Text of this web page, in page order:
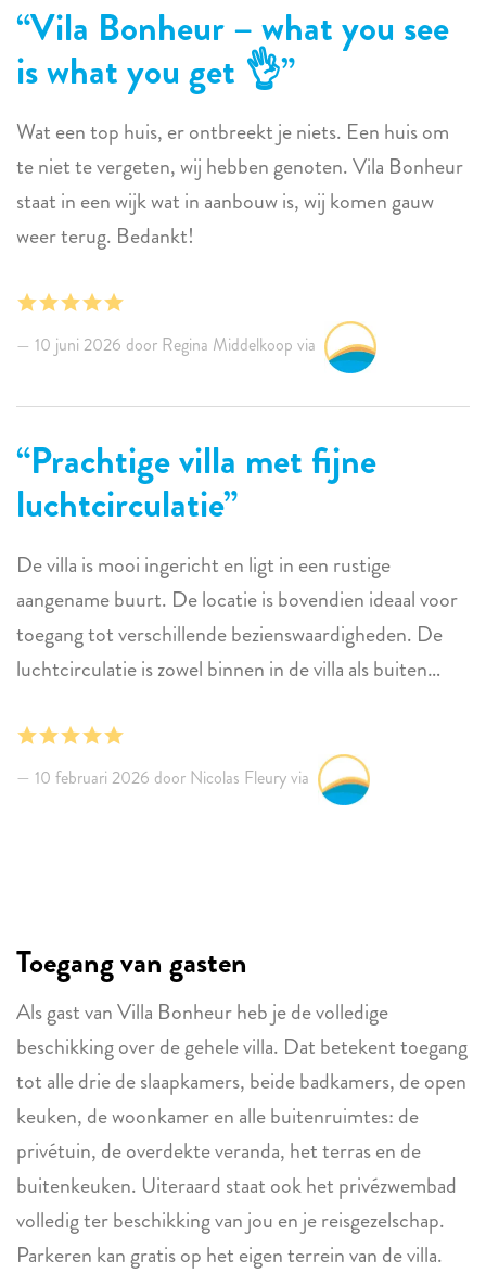
Vila Bonheur – what you see
is what you get 👌
Wat een top huis, er ontbreekt je niets. Een huis om
te niet te vergeten, wij hebben genoten. Vila Bonheur
staat in een wijk wat in aanbouw is, wij komen gauw
weer terug. Bedankt!
10 juni 2026 door Regina Middelkoop via
Prachtige villa met fijne
luchtcirculatie
De villa is mooi ingericht en ligt in een rustige
aangename buurt. De locatie is bovendien ideaal voor
toegang tot verschillende bezienswaardigheden. De
luchtcirculatie is zowel binnen in de villa als buiten
hebben genoten van ons verblijf!
10 februari 2026 door Nicolas Fleury via
Toegang van gasten
Als gast van Villa Bonheur heb je de volledige
beschikking over de gehele villa. Dat betekent toegang
tot alle drie de slaapkamers, beide badkamers, de open
keuken, de woonkamer en alle buitenruimtes: de
privétuin, de overdekte veranda, het terras en de
buitenkeuken. Uiteraard staat ook het privézwembad
volledig ter beschikking van jou en je reisgezelschap.
Parkeren kan gratis op het eigen terrein van de villa.